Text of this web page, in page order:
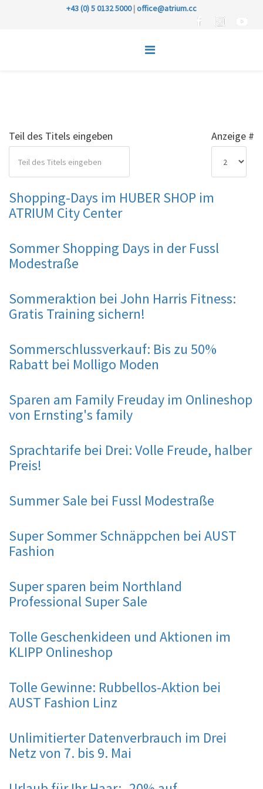
+43 (0) 5 0132 5000|office@atrium.cc
Teil des Titels eingeben Anzeige #
Shopping-Days im HUBER SHOP im
ATRIUM City Center
Sommer Shopping Days in der Fussl
Modestraße
Sommeraktion bei John Harris Fitness:
Gratis Training sichern!
Sommerschlussverkauf: Bis zu 50%
Rabatt bei Molligo Moden
Sparen am Family Freuday im Onlineshop
von Ernsting's family
Sprachtarife bei Drei: Volle Freude, halber
Preis!
Summer Sale bei Fussl Modestraße
Super Sommer Schnäppchen bei AUST
Fashion
Super sparen beim Northland
Professional Super Sale
Tolle Geschenkideen und Aktionen im
KLIPP Onlineshop
Tolle Gewinne: Rubbellos-Aktion bei
AUST Fashion Linz
Unlimitierter Datenverbrauch im Drei
Netz von 7. bis 9. Mai